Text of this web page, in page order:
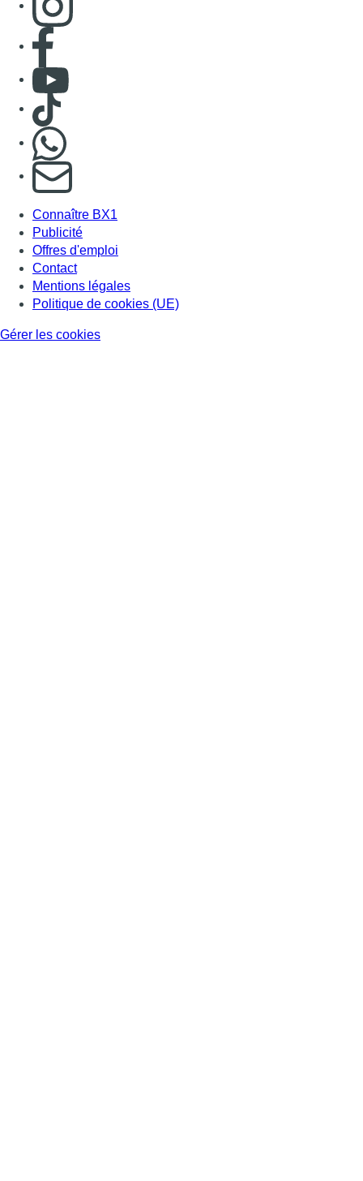
Consulter page Facebook
Consulter Youtube
Consulter TikTok
S'abonner à notre newsletter
Connaître BX1
Publicité
Offres d'emploi
Contact
Mentions légales
Politique de cookies (UE)
Gérer les cookies